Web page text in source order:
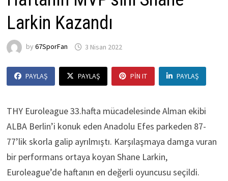
Larkin Kazandı
by 67SporFan 3 Nisan 2022
PAYLAŞ PAYLAŞ PIN IT PAYLAŞ
THY Euroleague 33.hafta mücadelesinde Alman ekibi
ALBA Berlin’i konuk eden Anadolu Efes parkeden 87-
77’lik skorla galip ayrılmıştı. Karşılaşmaya damga vuran
bir performans ortaya koyan Shane Larkin,
Euroleague’de haftanın en değerli oyuncusu seçildi.